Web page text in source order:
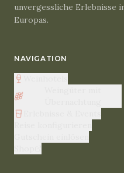
unvergessliche Erlebnisse
Europas.
NAVIGATION